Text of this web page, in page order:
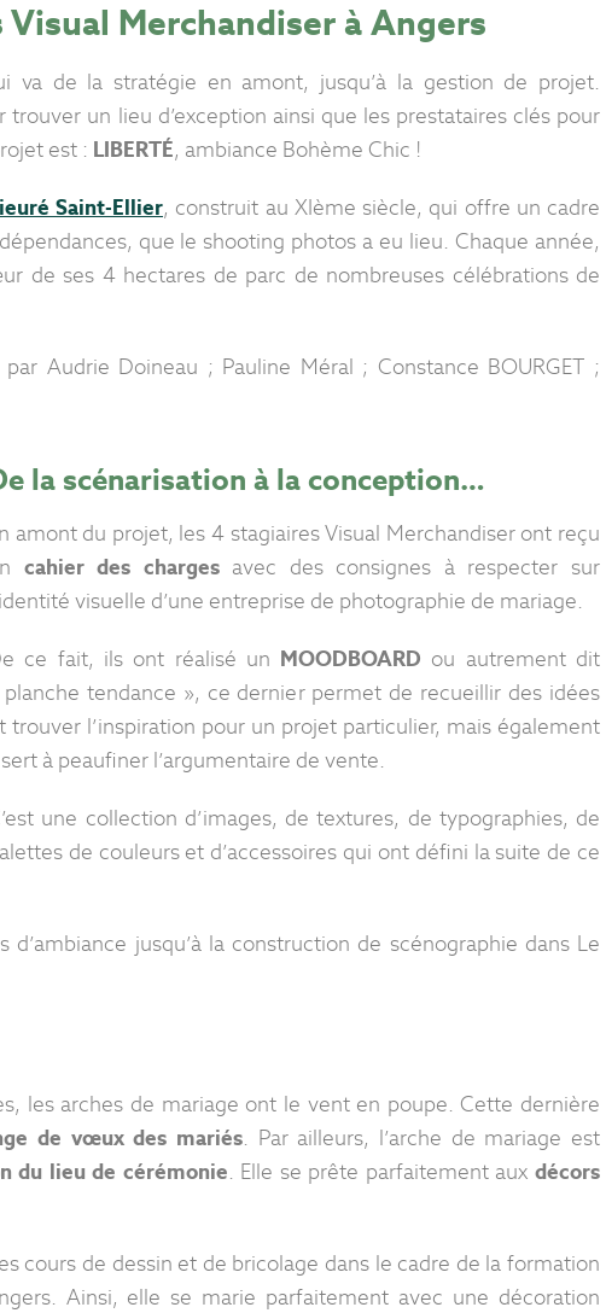
Merchandiser à Angers
va de la stratégie en amont, jusqu’à la gestion de projet.
un lieu d’exception ainsi que les prestataires clés pour
est : LIBERTÉ, ambiance Bohème Chic !
Saint-Ellier, construit au XIème siècle, qui offre un cadre
que le shooting photos a eu lieu. Chaque année,
de ses 4 hectares de parc de nombreuses célébrations de
Audrie Doineau ; Pauline Méral ; Constance BOURGET ;
la scénarisation à la conception…
amont du projet, les 4 stagiaires Visual Merchandiser ont reçu
cahier des chargesavec des consignes à respecter sur
visuelle d’une entreprise de photographie de mariage.
ce fait, ils ont réalisé un MOODBOARD ou autrement dit
planche tendance », ce dernier permet de recueillir des idées
trouver l’inspiration pour un projet particulier, mais également
à peaufiner l’argumentaire de vente.
une collection d’images, de textures, de typographies, de
de couleurs et d’accessoires qui ont défini la suite de ce
jusqu’à la construction de scénographie dans Le
les arches de mariage ont le vent en poupe. Cette dernière
de vœux des mariés. Par ailleurs, l’arche de mariage est
du lieu de cérémonie. Elle se prête parfaitement auxdécors
cours de dessin et de bricolage dans le cadre de la formation
Ainsi, elle se marie parfaitement avec une décoration